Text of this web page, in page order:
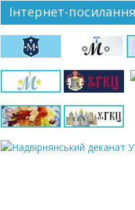
Інтернет-